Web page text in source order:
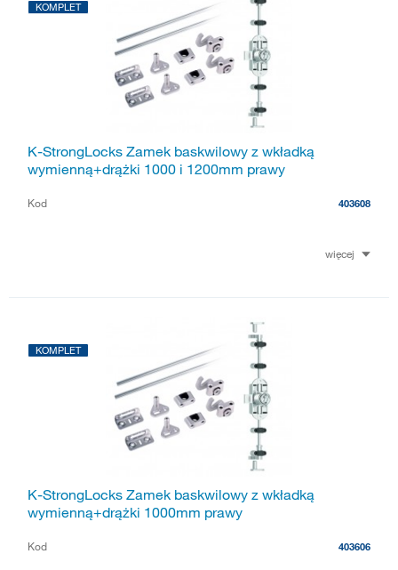
KOMPLET
K-StrongLocks Zamek baskwilowy z wkładką
wymienną+drążki 1000 i 1200mm prawy
Kod 403608
więcej
KOMPLET
K-StrongLocks Zamek baskwilowy z wkładką
wymienną+drążki 1000mm prawy
Kod 403606